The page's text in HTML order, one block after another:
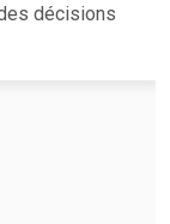
décisions